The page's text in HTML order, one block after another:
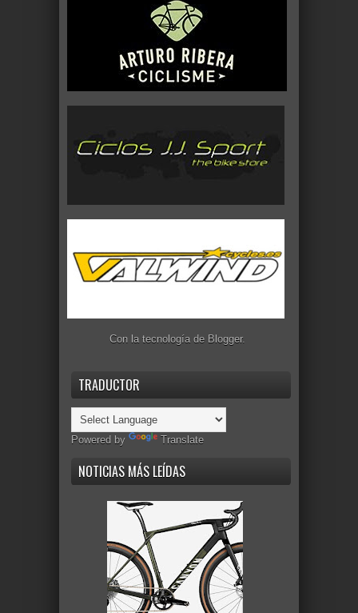
Con la tecnología de Blogger.
TRADUCTOR
Powered by Translate
NOTICIAS MÁS LEÍDAS